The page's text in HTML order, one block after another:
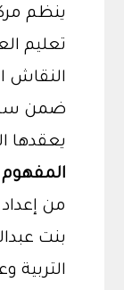
ينظم
تعليم
النقاش
ضمن
يعقدها
من
بنت
التربية